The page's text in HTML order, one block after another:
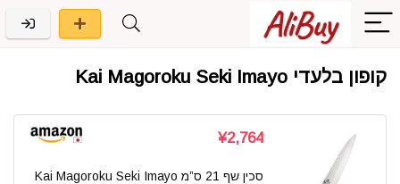
קופון בלעדי Kai Magoroku Seki Imayo
¥2,764
סכין שף 21 ס”מ Kai Magoroku Seki Imayo